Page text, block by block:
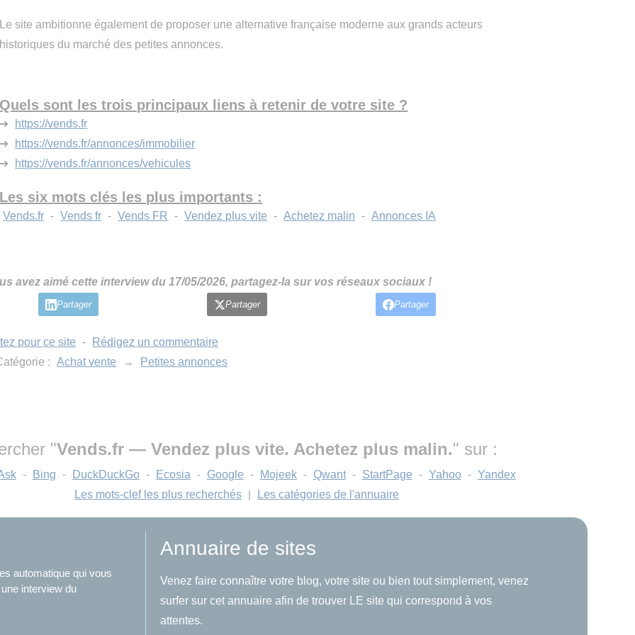
Le site ambitionne également de proposer une alternative française moderne aux grands acteurs
historiques du marché des petites annonces.
Quels sont les trois principaux liens à retenir de votre site ?
➔
https://vends.fr
➔
https://vends.fr/annonces/immobilier
➔
https://vends.fr/annonces/vehicules
Les six mots clés les plus importants :
Vends.fr - Vends fr - Vends FR - Vendez plus vite - Achetez malin - Annonces IA
avez aimé cette interview du 17/05/2026, partagez-la sur vos réseaux sociaux !
Partager Partager Partager
pour ce site -
Rédigez un commentaire
:
Achat vente → Petites annonces
"Vends.fr — Vendez plus vite. Achetez plus malin." sur :
- Bing - DuckDuckGo - Ecosia - Google - Mojeek - Qwant - StartPage - Yahoo - Yandex
Les mots-clef les plus recherchés | Les catégories de l'annuaire
automatique qui vous
interview du
Annuaire de sites
Venez faire connaître votre blog, votre site ou bien tout simplement, venez
surfer sur cet annuaire afin de trouver LE site qui correspond à vos
attentes.